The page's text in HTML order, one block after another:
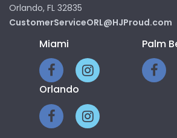
Orlando, FL 32835
CustomerServiceORL@HJProud.com
Miami Palm
Orlando